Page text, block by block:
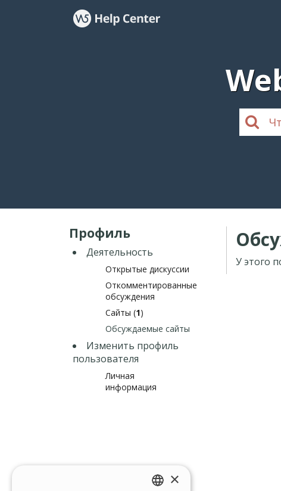
Профиль
Деятельность
Открытые дискуссии
Откомментированные
обсуждения
Сайты (1)
Обсуждаемые сайты
Изменить профиль
пользователя
Личная
информация
У этого
×